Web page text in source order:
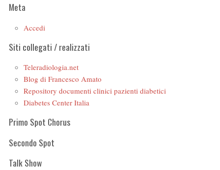
Meta
Accedi
Siti collegati / realizzati
Teleradiologia.net
Blog di Francesco Amato
Repository documenti clinici pazienti diabetici
Diabetes Center Italia
Primo Spot Chorus
Secondo Spot
Talk Show